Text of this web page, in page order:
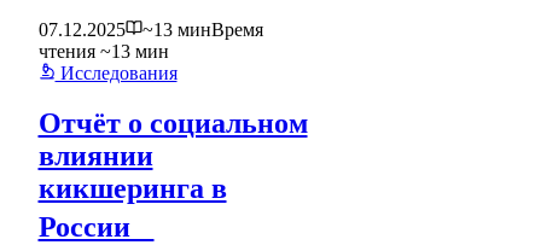
07.12.2025
~13 минВремя
чтения ~13 мин
Исследования
Отчёт о социальном
влиянии
кикшеринга в
России